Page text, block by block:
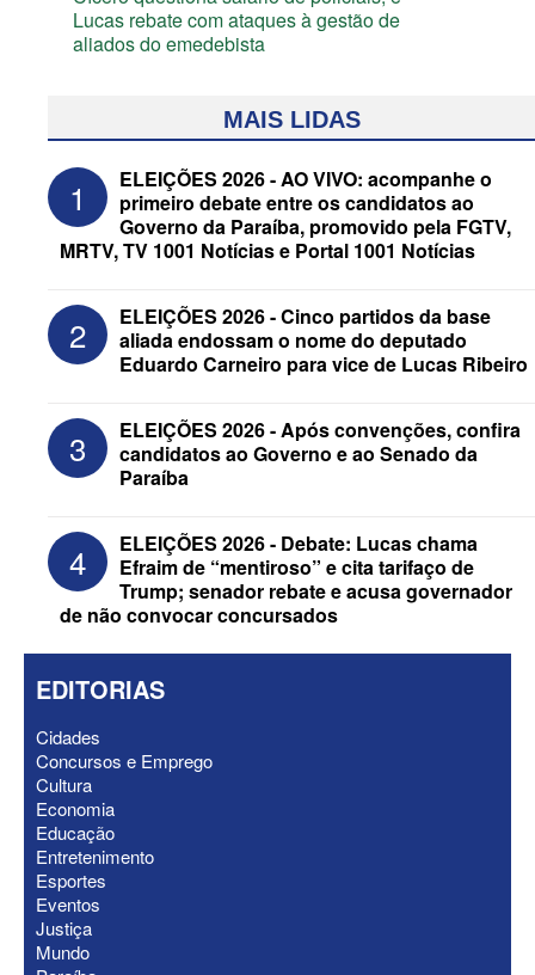
Lucas rebate com ataques à gestão de
aliados do emedebista
reeleição, Veneziano escolhe segundo
suplente para o Senado; saiba que é
ELEIÇÕES 2026 - Após convenções,
confira candidatos ao Governo e ao
Senado da Paraíba
MAIS LIDAS
1
ELEIÇÕES 2026 - AO VIVO: acompanhe o
primeiro debate entre os candidatos ao
Governo da Paraíba, promovido pela FGTV,
MRTV, TV 1001 Notícias e Portal 1001 Notícias
2
ELEIÇÕES 2026 - Cinco partidos da base
aliada endossam o nome do deputado
Eduardo Carneiro para vice de Lucas Ribeiro
3
ELEIÇÕES 2026 - Após convenções, confira
candidatos ao Governo e ao Senado da
Paraíba
4
ELEIÇÕES 2026 - Debate: Lucas chama
Efraim de “mentiroso” e cita tarifaço de
Trump; senador rebate e acusa governador
de não convocar concursados
EDITORIAS
Cidades
Concursos e Emprego
Cultura
Economia
Educação
Entretenimento
Esportes
Eventos
Justiça
Mundo